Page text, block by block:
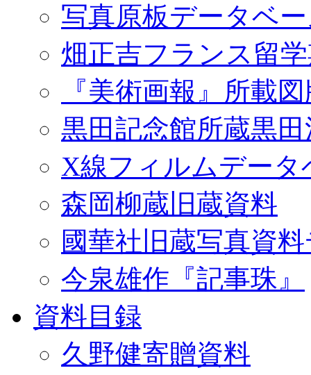
写真原板データベ
畑正吉フランス留
『美術画報』所載
黒田記念館所蔵黒
X線フィルムデータ
森岡柳蔵旧蔵資料
國華社旧蔵写真資
今泉雄作『記事珠』
資料目録
久野健寄贈資料